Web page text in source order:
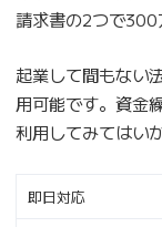
請求書の2つで300
起業して間もない
用可能です。資金
利用してみてはい
即日対応